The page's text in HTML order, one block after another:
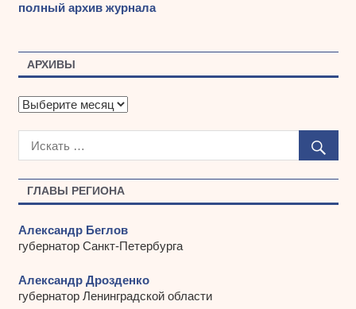
ГЛАВЫ РЕГИОНА
Александр Беглов
губернатор Санкт-Петербурга
Александр Дрозденко
губернатор Ленинградской области
полный архив журнала
АРХИВЫ
А
х
ы